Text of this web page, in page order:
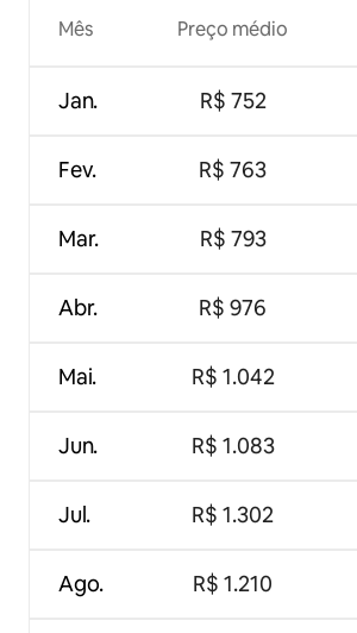
Mês
Jan.
Fev.
Mar.
Abr.
Mai.
Jun.
Jul.
Ago.
Preço médio
R$ 752
R$ 763
R$ 793
R$ 976
R$ 1.042
R$ 1.083
R$ 1.302
R$ 1.210